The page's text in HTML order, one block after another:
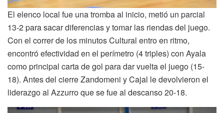
El elenco local fue una tromba al inicio, metió un parcial
13-2 para sacar diferencias y tomar las riendas del juego.
Con el correr de los minutos Cultural entro en ritmo,
encontró efectividad en el perímetro (4 triples) con Ayala
como principal carta de gol para dar vuelta el juego (15-
18). Antes del cierre Zandomeni y Cajal le devolvieron el
liderazgo al Azzurro que se fue al descanso 20-18.